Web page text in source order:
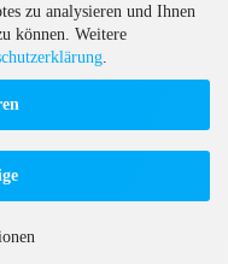
zu analysieren und Ihnen
können. Weitere
2026